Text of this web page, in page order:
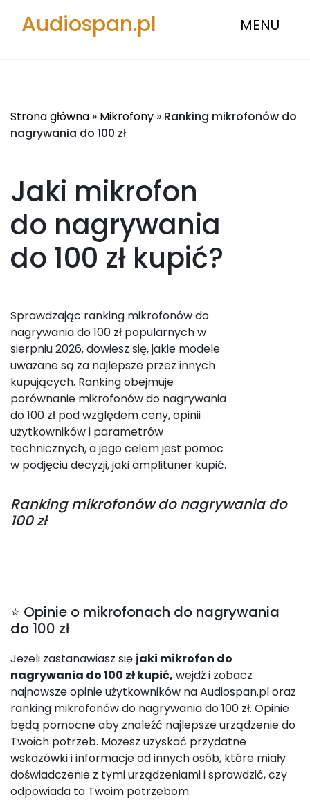
Audiospan.pl MENU
Strona główna » Mikrofony » Ranking mikrofonów do
nagrywania do 100 zł
Jaki mikrofon
do nagrywania
do 100 zł kupić?
Sprawdzając ranking mikrofonów do
nagrywania do 100 zł popularnych w
sierpniu 2026, dowiesz się, jakie modele
uważane są za najlepsze przez innych
kupujących. Ranking obejmuje
porównanie mikrofonów do nagrywania
do 100 zł pod względem ceny, opinii
użytkowników i parametrów
technicznych, a jego celem jest pomoc
w podjęciu decyzji, jaki amplituner kupić.
Rankingmikrofonów do nagrywania do
100 zł
⭐ Opinie o mikrofonach do nagrywania
do 100 zł
Jeżeli zastanawiasz się jaki mikrofon do
nagrywania do 100 zł kupić, wejdź i zobacz
najnowsze opinie użytkowników na Audiospan.pl oraz
ranking mikrofonów do nagrywania do 100 zł. Opinie
będą pomocne aby znaleźć najlepsze urządzenie do
Twoich potrzeb. Możesz uzyskać przydatne
wskazówki i informacje od innych osób, które miały
doświadczenie z tymi urządzeniami i sprawdzić, czy
odpowiada to Twoim potrzebom.